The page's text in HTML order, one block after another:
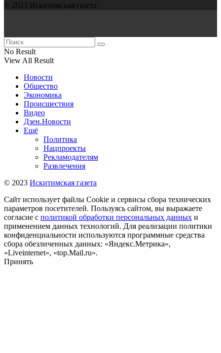
© 2023 Искитимская газета
No Result
View All Result
Новости
Общество
Экономика
Происшествия
Видео
Дзен.Новости
Ещё
Политика
Нацпроекты
Рекламодателям
Развлечения
© 2023 Искитимская газета
Сайт использует файлы Cookie и сервисы сбора технических
параметров посетителей. Пользуясь сайтом, вы выражаете
согласие с политикой обработки персональных данных и
применением данных технологий. Для реализации политики
конфиденциальности используются программные средства
сбора обезличенных данных: «Яндекс.Метрика»,
«Liveinternet», «top.Mail.ru».
Принять